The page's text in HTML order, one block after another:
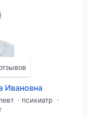
Ивановна
психиатр